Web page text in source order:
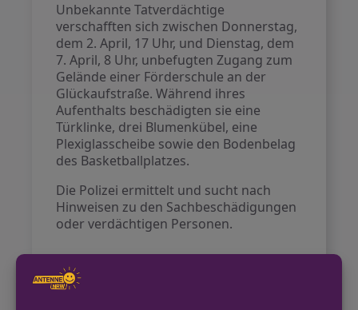
Unbekannte Tatverdächtige
verschafften sich zwischen Donnerstag,
dem 2. April, 17 Uhr, und Dienstag, dem
7. April, 8 Uhr, unbefugten Zugang zum
Gelände einer Förderschule an der
Glückaufstraße. Während ihres
Aufenthalts beschädigten sie eine
Türklinke, drei Blumenkübel, eine
Plexiglasscheibe sowie den Bodenbelag
des Basketballplatzes.
Die Polizei ermittelt und sucht nach
Hinweisen zu den Sachbeschädigungen
oder verdächtigen Personen.
VORHERIGER BEITRAG